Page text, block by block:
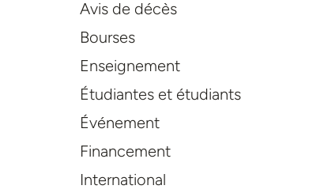
Avis de décès
Bourses
Enseignement
Étudiantes et étudiants
Événement
Financement
International